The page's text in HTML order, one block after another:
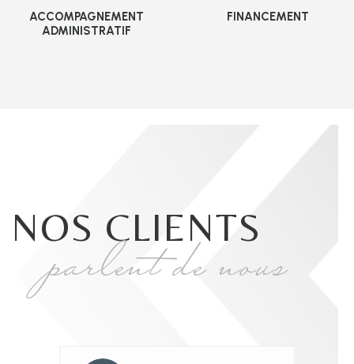
ACCOMPAGNEMENT
ADMINISTRATIF
FINANCEMENT
NOS CLIENTS
parlent de nous